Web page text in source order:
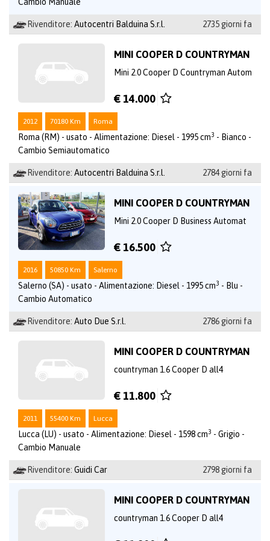
Rivenditore: Autocentri Balduina S.r.l. 2735 giorni fa
MINI COOPER D COUNTRYMAN
Mini 2.0 Cooper D Countryman Autom
€ 14.000
2012 70180 Km Roma
Roma (RM) - usato - Alimentazione: Diesel - 1995 cm3 - Bianco -
Cambio Semiautomatico
Rivenditore: Autocentri Balduina S.r.l. 2784 giorni fa
MINI COOPER D COUNTRYMAN
Mini 2.0 Cooper D Business Automat
€ 16.500
2016 50850 Km Salerno
Salerno (SA) - usato - Alimentazione: Diesel - 1995 cm3 - Blu -
Cambio Automatico
Rivenditore: Auto Due S.r.l. 2786 giorni fa
MINI COOPER D COUNTRYMAN
countryman 1.6 Cooper D all4
€ 11.800
2011 55400 Km Lucca
Lucca (LU) - usato - Alimentazione: Diesel - 1598 cm3 - Grigio -
Cambio Manuale
Rivenditore: Guidi Car 2798 giorni fa
MINI COOPER D COUNTRYMAN
countryman 1.6 Cooper D all4